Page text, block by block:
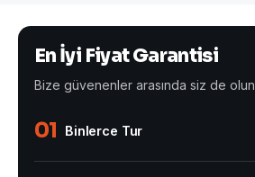
En İyi Fiyat Garantisi
Bize güvenenler arasında siz de olun
01 Binlerce Tur